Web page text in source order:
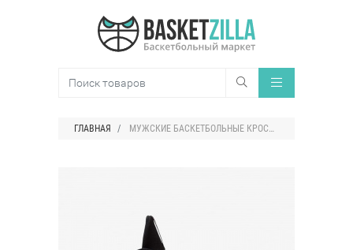
ГЛАВНАЯ МУЖСКИЕ БАСКЕТБОЛЬНЫЕ КРОССОВКИ JORDAN DIAMOND MID